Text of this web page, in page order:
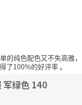
纯色配色又不失高雅，
了100%的好评率。
军绿色 140